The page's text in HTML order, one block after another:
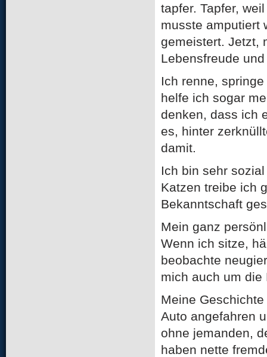
tapfer. Tapfer,
musste amputiert
gemeistert. Jetzt,
Lebensfreude
Ich renne,
helfe ich sogar
denken, dass ich
es, hinter
damit.
Ich bin sehr
Katzen treibe ich
Bekanntschaft
Mein ganz
Wenn ich sitze,
beobachte
mich auch um die
Meine
Auto angefahren
ohne jemanden,
haben nette